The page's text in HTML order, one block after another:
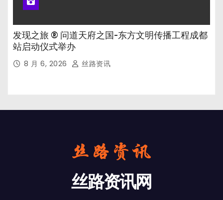
发现之旅 ® 问道天府之国-东方文明传播工程成都
站启动仪式举办
8 月 6, 2026 丝路资讯
丝路资讯网